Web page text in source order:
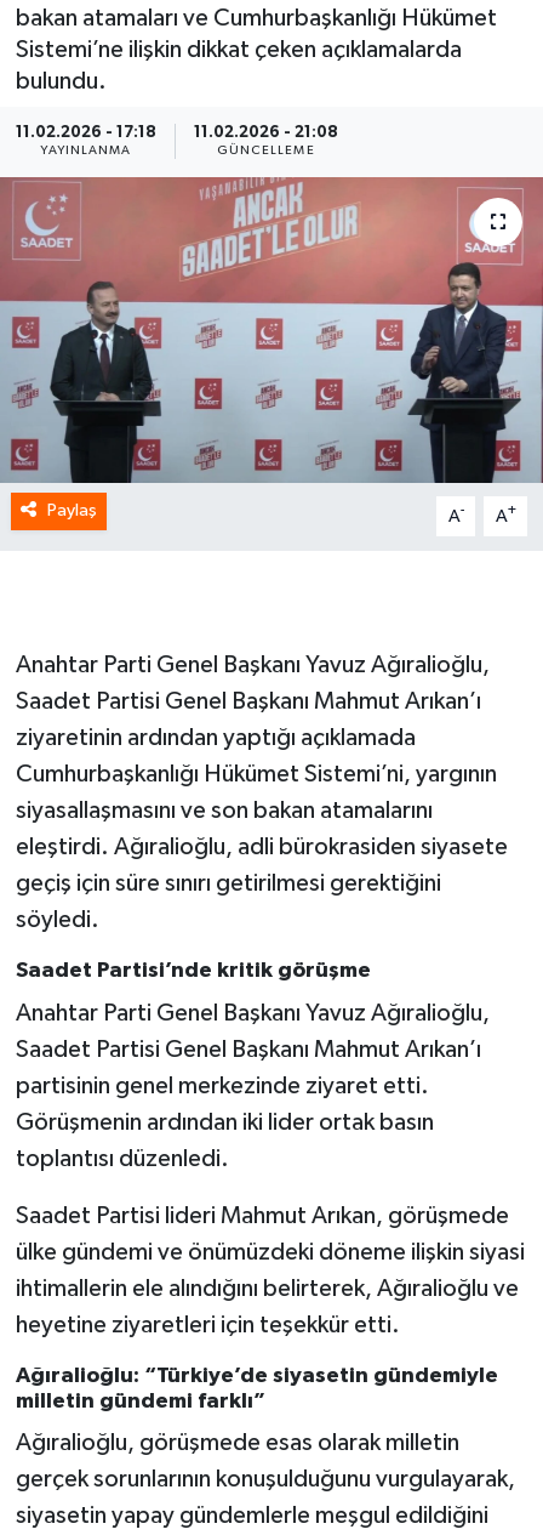
bakan atamaları ve Cumhurbaşkanlığı Hükümet
Sistemi’ne ilişkin dikkat çeken açıklamalarda
bulundu.
11.02.2026 - 17:18
YAYINLANMA
11.02.2026 - 21:08
GÜNCELLEME
Paylaş A- A+
Anahtar Parti Genel Başkanı Yavuz Ağıralioğlu,
Saadet Partisi Genel Başkanı Mahmut Arıkan’ı
ziyaretinin ardından yaptığı açıklamada
Cumhurbaşkanlığı Hükümet Sistemi’ni, yargının
siyasallaşmasını ve son bakan atamalarını
eleştirdi. Ağıralioğlu, adli bürokrasiden siyasete
geçiş için süre sınırı getirilmesi gerektiğini
söyledi.
Saadet Partisi’nde kritik görüşme
Anahtar Parti Genel Başkanı Yavuz Ağıralioğlu,
Saadet Partisi Genel Başkanı Mahmut Arıkan’ı
partisinin genel merkezinde ziyaret etti.
Görüşmenin ardından iki lider ortak basın
toplantısı düzenledi.
Saadet Partisi lideri Mahmut Arıkan, görüşmede
ülke gündemi ve önümüzdeki döneme ilişkin siyasi
ihtimallerin ele alındığını belirterek, Ağıralioğlu ve
heyetine ziyaretleri için teşekkür etti.
Ağıralioğlu: “Türkiye’de siyasetin gündemiyle
milletin gündemi farklı”
Ağıralioğlu, görüşmede esas olarak milletin
gerçek sorunlarının konuşulduğunu vurgulayarak,
siyasetin yapay gündemlerle meşgul edildiğini